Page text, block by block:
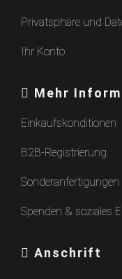
Privatsphäre und
Ihr Konto
Mehr
Einkaufskonditionen
B2B-Registrierung
Sonderanfertigungen
Spenden & soziales
Anschrift